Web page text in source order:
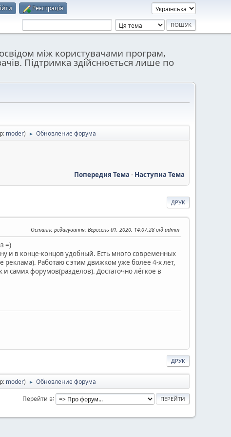
Реєстрація
між користувачами програм,
Підтримка здійснюється лише по
moder) ► Обновление форума
Попередня Тема - Наступна Тема
ДРУК
Останнє редагування: Вересень 01, 2020, 14:07:28 від admin
=)
и в конце-концов удобный. Есть много современных
реклама). Работаю с этим движком уже более 4-х лет,
и самих форумов(разделов). Достаточно лёгкое в
ДРУК
moder) ► Обновление форума
Перейти в